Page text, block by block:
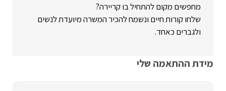
מחפשים מקום להתחיל בו קריירה?
שלחו קורות חיים ונשמח להכיר המשרה מיועדת לנשים
ולגברים כאחד.
מידת ההתאמה שלי